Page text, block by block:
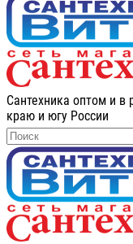
Сантехника оптом и в
краю и югу России